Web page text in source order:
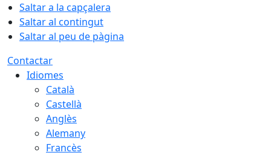
Saltar a la capçalera
Saltar al contingut
Saltar al peu de pàgina
Contactar
Idiomes
Català
Castellà
Anglès
Alemany
Francès